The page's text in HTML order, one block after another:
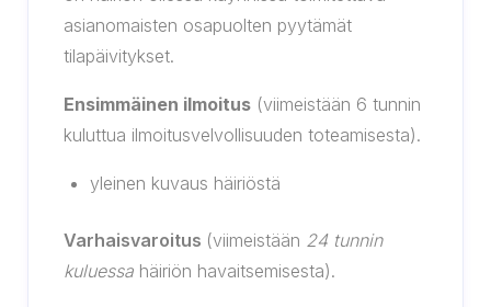
asianomaisten osapuolten pyytämät
tilapäivitykset.
Ensimmäinen ilmoitus (viimeistään 6 tunnin
kuluttua ilmoitusvelvollisuuden toteamisesta).
yleinen kuvaus häiriöstä
Varhaisvaroitus (viimeistään 24 tunnin
kuluessa häiriön havaitsemisesta).